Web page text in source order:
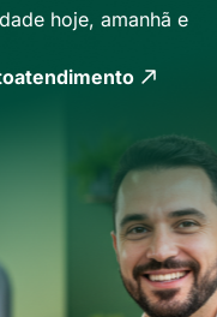
hoje, amanhã e